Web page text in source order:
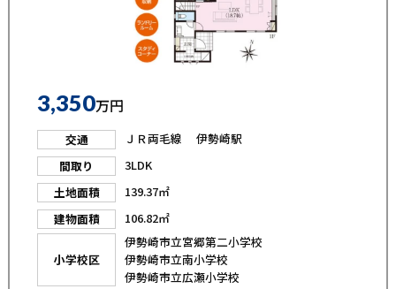
3,350万円
交通
ＪＲ両毛線 伊勢崎駅
間取り
3LDK
土地面積
139.37㎡
建物面積
106.82㎡
小学校区
伊勢崎市立宮郷第二小学校
伊勢崎市立南小学校
伊勢崎市立広瀬小学校